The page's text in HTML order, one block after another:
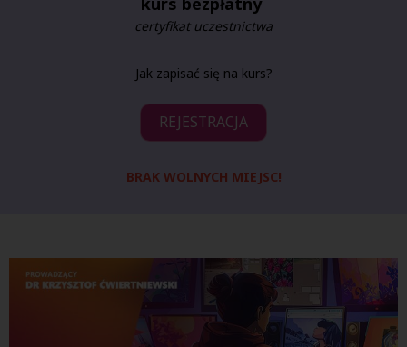
certyfikat uczestnictwa
Jak zapisać się na kurs?
REJESTRACJA
BRAK WOLNYCH MIEJSC!